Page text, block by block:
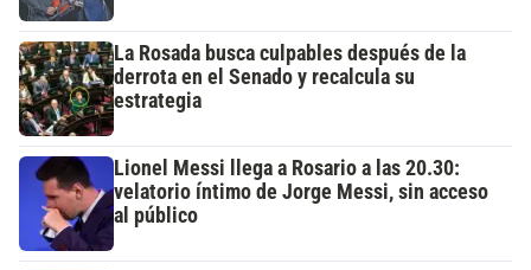
La Rosada busca culpables después de la
derrota en el Senado y recalcula su
estrategia
Lionel Messi llega a Rosario a las 20.30:
velatorio íntimo de Jorge Messi, sin acceso
al público